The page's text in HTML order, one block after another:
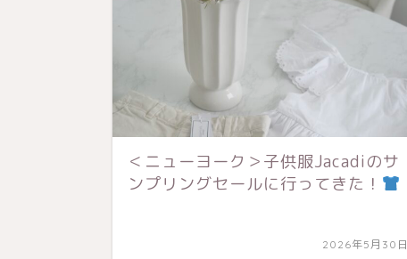
＜ニューヨーク＞子供服Jacadiのサ
ンプリングセールに行ってきた！
2026年5月30日